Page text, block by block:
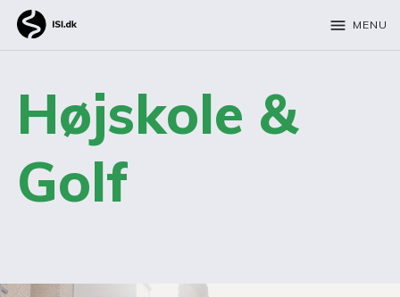
menu MENU
Højskole &
Golf